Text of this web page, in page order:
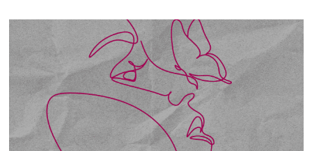
Aber niemand wagte mehr, ihm eine Frage zu stellen.
Vielen Dank, Ines. Ich möchte mit einer humorigen
Vorbemerkung beginnen. Viele von euch werden die
Geschichte kennen von Ludwig Thoma, ein Münchner im
Himmel. In dieser Geschichte kommt ein Münchner nach
seinem Tod in den Himmel. Und dort erfährt er den
himmlischen Stundenplan. Vier Stunden am Tag